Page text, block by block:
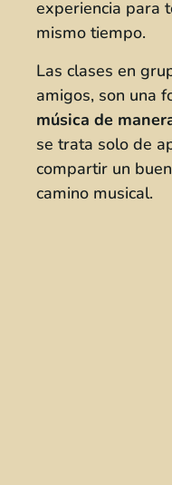
experiencia para
mismo tiempo.
Las clases en
amigos, son una
música de
se trata solo de
compartir un
camino musical.